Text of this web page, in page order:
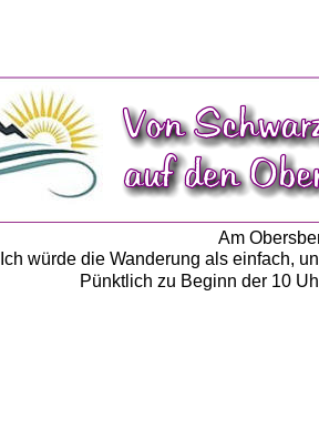
Am
Ich würde die Wanderung als einfach,
Pünktlich zu Beginn der 10